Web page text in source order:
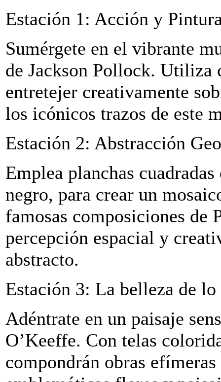
Estación 1: Acción y
Sumérgete en el vibrante
de Jackson Pollock. Utiliza
entretejer creativamente
los icónicos trazos de este
Estación 2: Abstracción
Emplea planchas
negro, para crear un
famosas composiciones de
percepción espacial y
abstracto.
Estación 3: La belleza de
Adéntrate en un paisaje
O’Keeffe. Con telas
compondrán obras